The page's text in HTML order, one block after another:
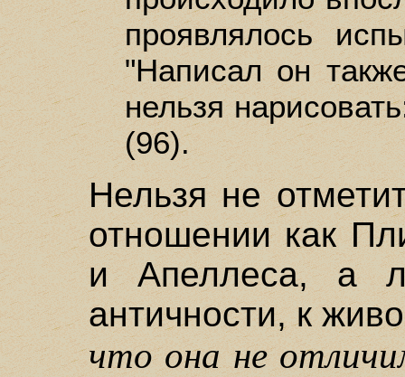
проявлялось
"Написал он
нельзя
(96).
Нельзя не
отношении как
и Апеллеса, а
античности, к
что она не